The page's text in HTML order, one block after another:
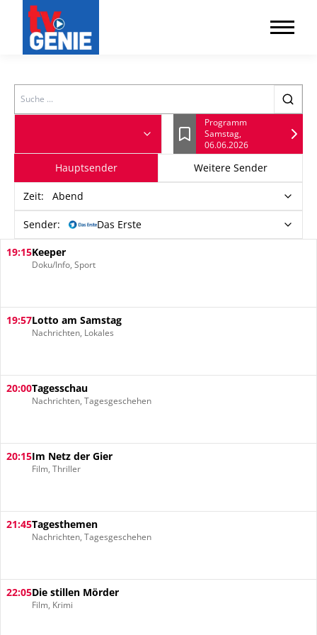
Search
Lesezeichen
Programm
Samstag,
06.06.2026
Hauptsender Weitere Sender
Zeit: Abend
Sender: Das Erste
19:15Keeper
Doku/Info, Sport
19:57Lotto am Samstag
Nachrichten, Lokales
20:00Tagesschau
Nachrichten, Tagesgeschehen
20:15Im Netz der Gier
Film, Thriller
21:45Tagesthemen
Nachrichten, Tagesgeschehen
22:05Die stillen Mörder
Film, Krimi